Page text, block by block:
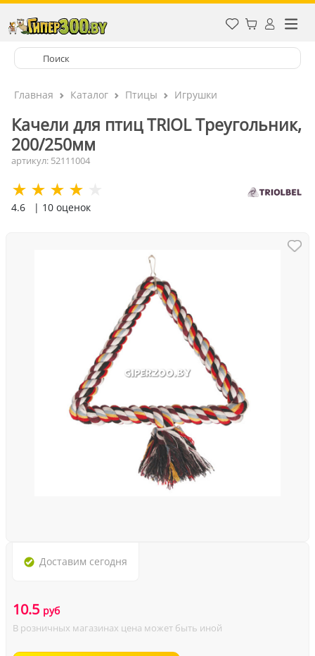
Главная Каталог Птицы Игрушки
Качели для птиц TRIOL Треугольник,
200/250мм
артикул: 52111004
4.6 | 10 оценок
Доставим сегодня
10.5 руб
В розничных магазинах цена может быть иной